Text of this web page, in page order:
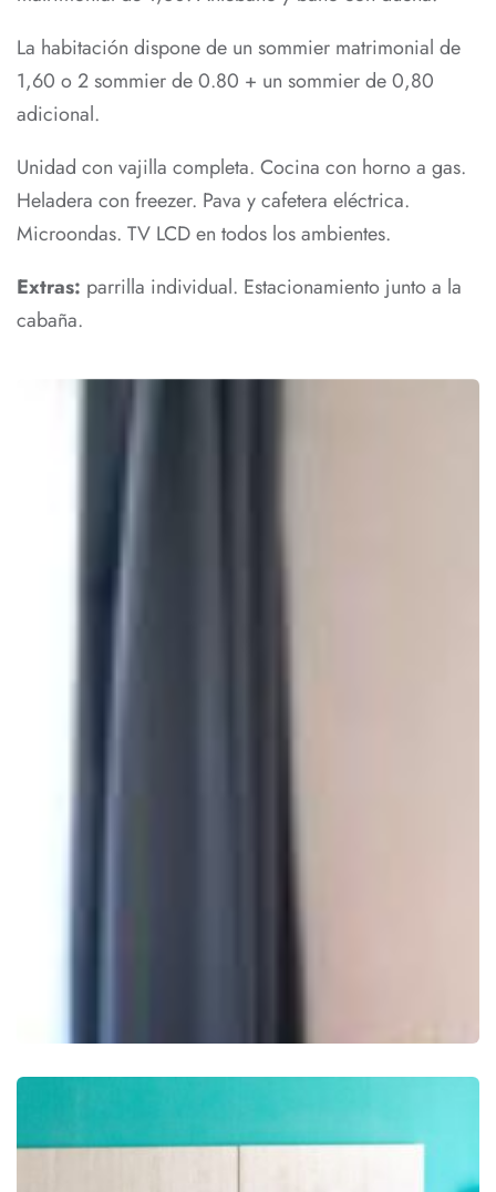
La habitación dispone de un sommier matrimonial de
1,60 o 2 sommier de 0.80 + un sommier de 0,80
adicional.
Unidad con vajilla completa. Cocina con horno a gas.
Heladera con freezer. Pava y cafetera eléctrica.
Microondas. TV LCD en todos los ambientes.
Extras: parrilla individual. Estacionamiento junto a la
cabaña.